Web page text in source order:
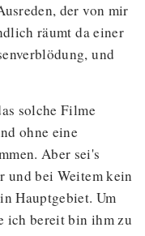
der von mir
räumt da einer
und
solche Filme
ohne eine
Aber sei's
und bei Weitem kein
Hauptgebiet. Um
ich bereit bin ihm zu